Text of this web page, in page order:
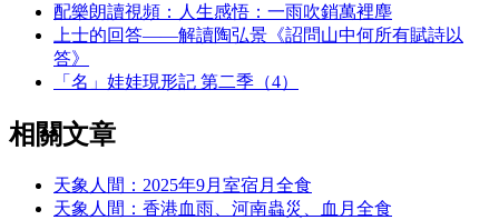
配樂朗讀視頻：人生感悟：一雨吹銷萬裡塵
上士的回答——解讀陶弘景《詔問山中何所有賦詩以
答》
「名」娃娃現形記 第二季（4）
相關文章
天象人間：2025年9月室宿月全食
天象人間：香港血雨、河南蟲災、血月全食